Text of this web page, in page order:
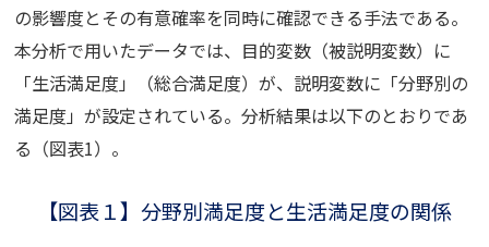
の影響度とその有意確率を同時に確認できる手法である。
本分析で用いたデータでは、目的変数（被説明変数）に
「生活満足度」（総合満足度）が、説明変数に「分野別の
満足度」が設定されている。分析結果は以下のとおりであ
る（図表1）。
【図表１】分野別満足度と生活満足度の関係